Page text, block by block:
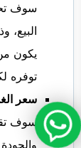
سوف
يكون
توفره
سعر
سوف